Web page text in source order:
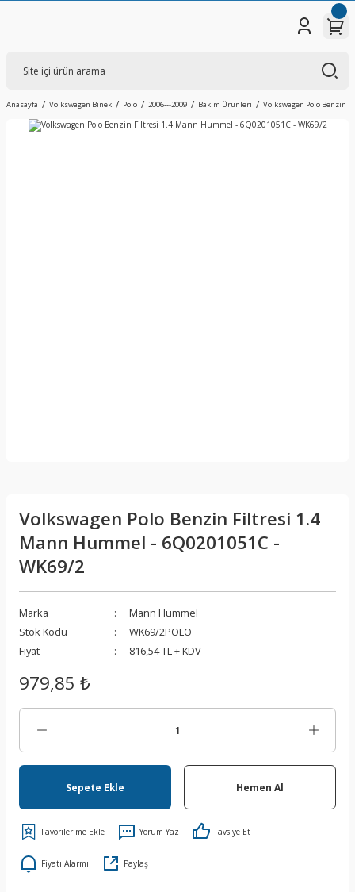
Anasayfa Volkswagen Binek Polo 2006---2009 Bakım Ürünleri Volkswagen Polo Benzin
Volkswagen Polo Benzin Filtresi 1.4
Mann Hummel - 6Q0201051C -
WK69/2
Marka
Mann Hummel
Stok Kodu
WK69/2POLO
Fiyat
816,54 TL + KDV
979,85 ₺
Sepete Ekle Hemen Al
Yorum Yaz Tavsiye Et
Fiyatı Alarmı Paylaş